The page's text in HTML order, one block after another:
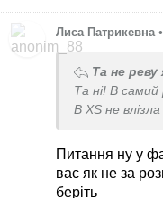
Лиса Патрикевна •
Та не реву
Та ні! В самий
В ХS не влізла
Скіні не ношу
Питання ну у
вас як не за
беріть